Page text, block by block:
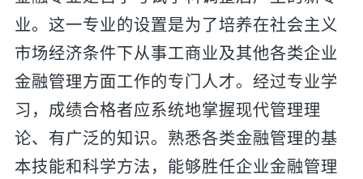
业。这一专业的设置是为了培养在社会主义
市场经济条件下从事工商业及其他各类企业
金融管理方面工作的专门人才。经过专业学
习，成绩合格者应系统地掌握现代管理理
论、有广泛的知识。熟悉各类金融管理的基
本技能和科学方法，能够胜任企业金融管理